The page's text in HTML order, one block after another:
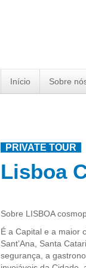
Início Sobre
PRIVATE TOUR
Lisboa
Sobre LISBOA
É a Capital e a maior
Sant’Ana, Santa
segurança, a